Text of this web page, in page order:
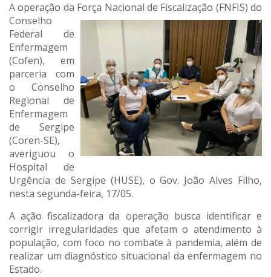
A operação da Força Nacional de Fiscalização (FNFIS) do
Conselho
Federal de
Enfermagem
(Cofen), em
parceria com
o Conselho
Regional de
Enfermagem
de Sergipe
(Coren-SE),
averiguou o
Hospital de
Urgência de Sergipe (HUSE), o Gov. João Alves Filho,
nesta segunda-feira, 17/05.
A ação fiscalizadora da operação busca identificar e
corrigir irregularidades que afetam o atendimento à
população, com foco no combate à pandemia, além de
realizar um diagnóstico situacional da enfermagem no
Estado.